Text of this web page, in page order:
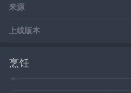
来源
上线版本
烹饪